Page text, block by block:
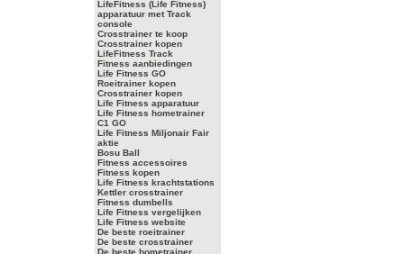
LifeFitness (Life Fitness)
apparatuur met Track
console
Crosstrainer te koop
Crosstrainer kopen
LifeFitness Track
Fitness aanbiedingen
Life Fitness GO
Roeitrainer kopen
Crosstrainer kopen
Life Fitness apparatuur
Life Fitness hometrainer
C1 GO
Life Fitness Miljonair Fair
aktie
Bosu Ball
Fitness accessoires
Fitness kopen
Life Fitness krachtstations
Kettler crosstrainer
Fitness dumbells
Life Fitness vergelijken
Life Fitness website
De beste roeitrainer
De beste crosstrainer
De beste hometrainer